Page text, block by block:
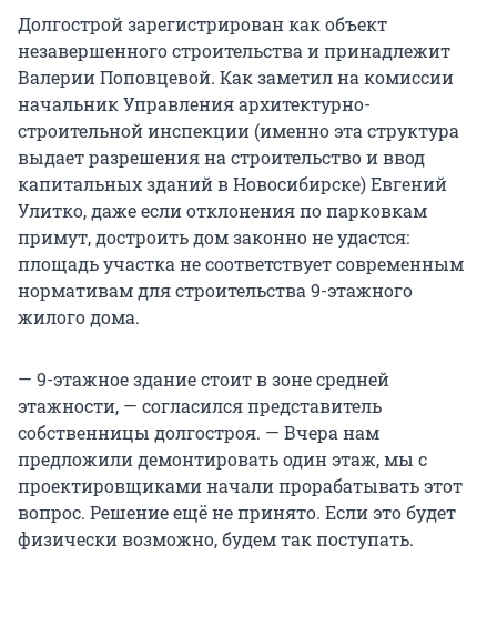
Долгострой зарегистрирован как объект
незавершенного строительства и принадлежит
Валерии Поповцевой. Как заметил на комиссии
начальник Управления архитектурно-
строительной инспекции (именно эта структура
выдает разрешения на строительство и ввод
капитальных зданий в Новосибирске) Евгений
Улитко, даже если отклонения по парковкам
примут, достроить дом законно не удастся:
площадь участка не соответствует современным
нормативам для строительства 9-этажного
жилого дома.
— 9-этажное здание стоит в зоне средней
этажности, — согласился представитель
собственницы долгостроя. — Вчера нам
предложили демонтировать один этаж, мы с
проектировщиками начали прорабатывать этот
вопрос. Решение ещё не принято. Если это будет
физически возможно, будем так поступать.